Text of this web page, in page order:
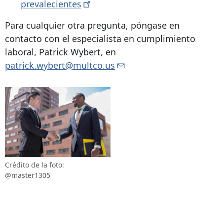
prevalecientes
Para cualquier otra pregunta, póngase en
contacto con el especialista en cumplimiento
laboral, Patrick Wybert, en
patrick.wybert@multco.us
Crédito de la foto:
@master1305